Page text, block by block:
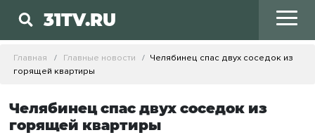
31TV.RU
Главная Главные новости
Челябинец спас двух соседок из
горящей квартиры
Челябинец спас двух соседок из
горящей квартиры